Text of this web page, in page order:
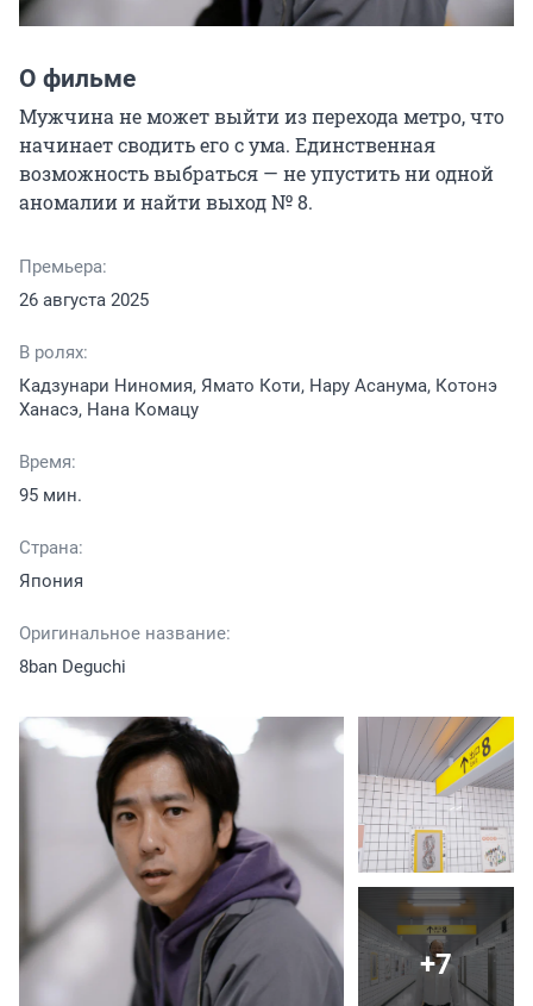
О фильме
Мужчина не может выйти из перехода метро, что
начинает сводить его с ума. Единственная
возможность выбраться — не упустить ни одной
аномалии и найти выход № 8.
Премьера:
26 августа 2025
В ролях:
Кадзунари Ниномия, Ямато Коти, Нару Асанума, Котонэ
Ханасэ, Нана Комацу
Время:
95 мин.
Страна:
Япония
Оригинальное название:
8ban Deguchi
+7